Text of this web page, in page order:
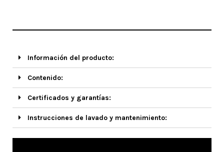
Información del producto:
Contenido:
Certificados y garantías:
Instrucciones de lavado y mantenimiento: